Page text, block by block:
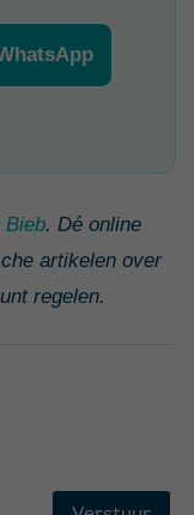
Bieb. Dé online
artikelen over
regelen.